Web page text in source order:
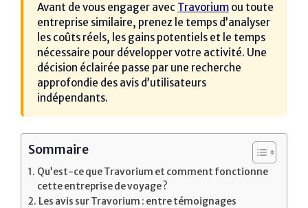
Avant de vous engager avec Travorium ou toute
entreprise similaire, prenez le temps d’analyser
les coûts réels, les gains potentiels et le temps
nécessaire pour développer votre activité. Une
décision éclairée passe par une recherche
approfondie des avis d’utilisateurs
indépendants.
Sommaire
Qu’est-ce que Travorium et comment fonctionne
cette entreprise de voyage ?
Les avis sur Travorium : entre témoignages